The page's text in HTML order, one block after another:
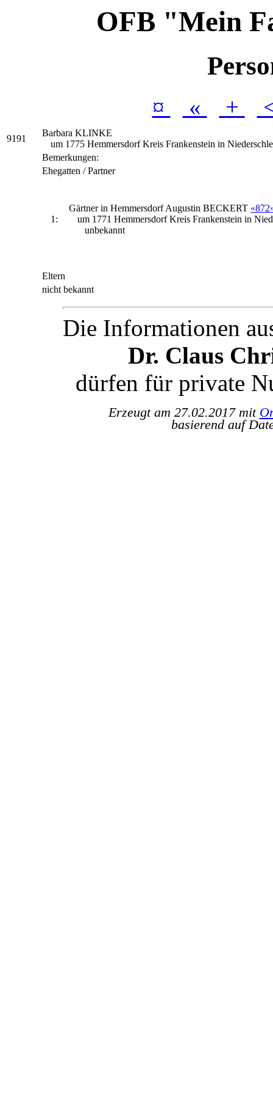
OFB "Mein
¤ « +
9191
Barbara KLINKE
um 1775 Hemmersdorf Kreis Frankenstein in
Bemerkungen:
Ehegatten / Partner
1:
Gärtner in HemmersdorfAugustin BECKERT
um 1771 Hemmersdorf Kreis Frankenstein in
unbekannt
Eltern
nicht bekannt
Die Informationen
Dr. Claus
dürfen für private
Erzeugt am 27.02.2017 mit
basierend auf